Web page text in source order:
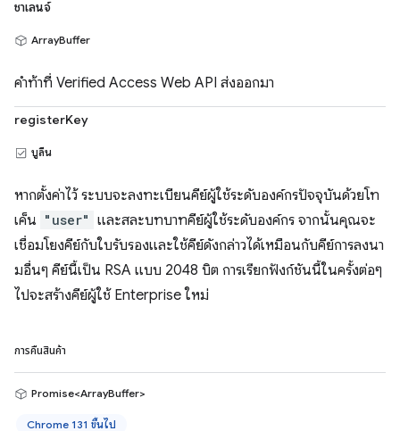
ชาเลนจ์
ArrayBuffer
คำท้าที่ Verified Access Web API ส่งออกมา
registerKey
บูลีน
หากตั้งค่าไว้ ระบบจะลงทะเบียนคีย์ผู้ใช้ระดับองค์กรปัจจุบันด้วยโท
เค็น "user" และสละบทบาทคีย์ผู้ใช้ระดับองค์กร จากนั้นคุณจะ
เชื่อมโยงคีย์กับใบรับรองและใช้คีย์ดังกล่าวได้เหมือนกับคีย์การลงนา
มอื่นๆ คีย์นี้เป็น RSA แบบ 2048 บิต การเรียกฟังก์ชันนี้ในครั้งต่อๆ
ไปจะสร้างคีย์ผู้ใช้ Enterprise ใหม่
การคืนสินค้า
Promise<ArrayBuffer>
Chrome 131 ขึ้นไป